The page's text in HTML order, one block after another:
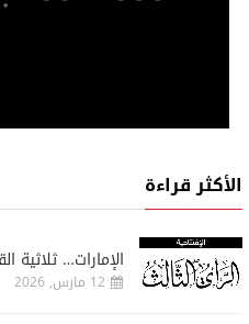
الأكثر قراءة
الإمارات… ثلاثية
12 مارس, 2026